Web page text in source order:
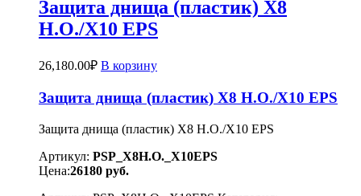
Защита днища (пластик) X8
H.O./X10 EPS
26,180.00₽ В корзину
Защита днища (пластик) X8 H.O./X10 EPS
Защита днища (пластик) X8 H.O./X10 EPS
Артикул: PSP_X8H.O._X10EPS
Цена:26180 руб.